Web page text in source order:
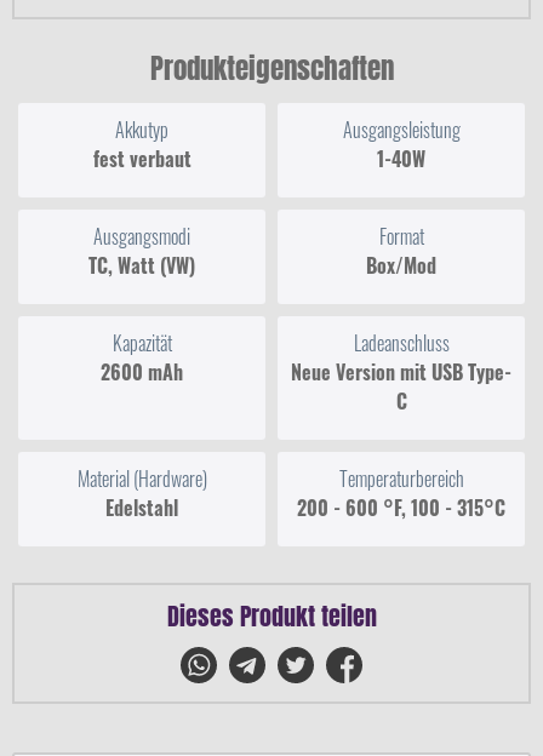
Produkteigenschaften
Akkutyp
fest verbaut
Ausgangsleistung
1-40W
Ausgangsmodi
TC, Watt (VW)
Format
Box/Mod
Kapazität
2600 mAh
Ladeanschluss
Neue Version mit USB Type-
C
Material (Hardware)
Edelstahl
Temperaturbereich
200 - 600 °F, 100 - 315°C
Dieses Produkt teilen